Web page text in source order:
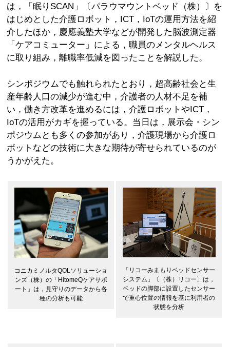
は，「眠りSCAN」〔パラウマウントベッド（株）〕を
はじめとした介護ロボット，ICT，IoTの運用方法を紹
介したほか，慶應義塾大学などが開発した脳波測定器
「ケアコミューター」による，職員のメンタルヘルス
に取り組み，離職率低減を図ったことを解説した。
シンポジウムでも触れられたとおり，超高齢社会と生
産年齢人口の減少が進む中，介護者の人材不足を補
い，働き方改革を進めるには，介護ロボットやICT，
IoTの活用がカギを握っている。当日は，展示会・シン
ポジウムとも多くの参加があり，介護現場から介護ロ
ボットなどの技術に大きな期待が寄せられているのが
うかがえた。
コニカミノルタQOLソリューショ
ンズ（株）の「HitomeQケアサポ
ート」は，見守りのデータから各
種の分析も可能
「リコーみまもりベッドセンサー
システム」〔（株）リコー〕は，
ベッドの脚部に設置したセンサー
で重心位置の情報を基に利用者の
状態を分析